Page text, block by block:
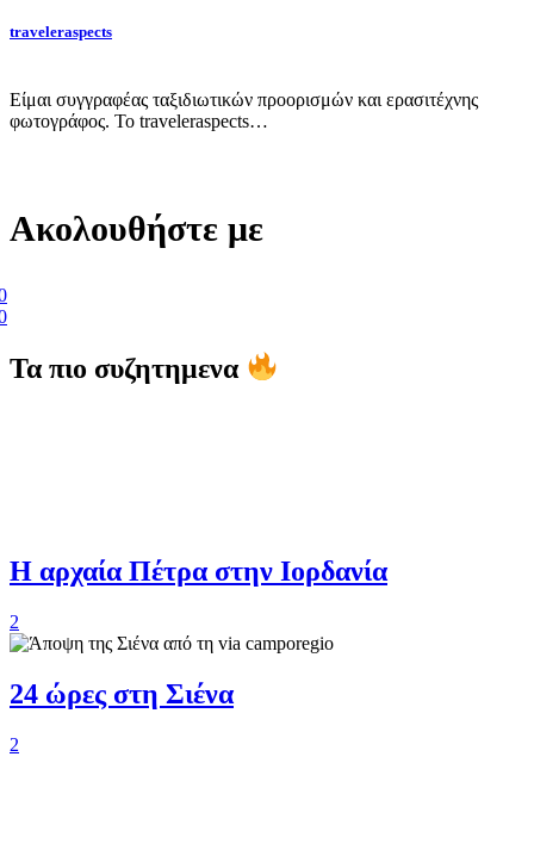
traveleraspects
Είμαι συγγραφέας ταξιδιωτικών προορισμών και ερασιτέχνης
φωτογράφος. Το traveleraspects…
Ακολουθήστε με
Τα πιο συζητημενα
Η αρχαία Πέτρα στην Ιορδανία
2
24 ώρες στη Σιένα
2